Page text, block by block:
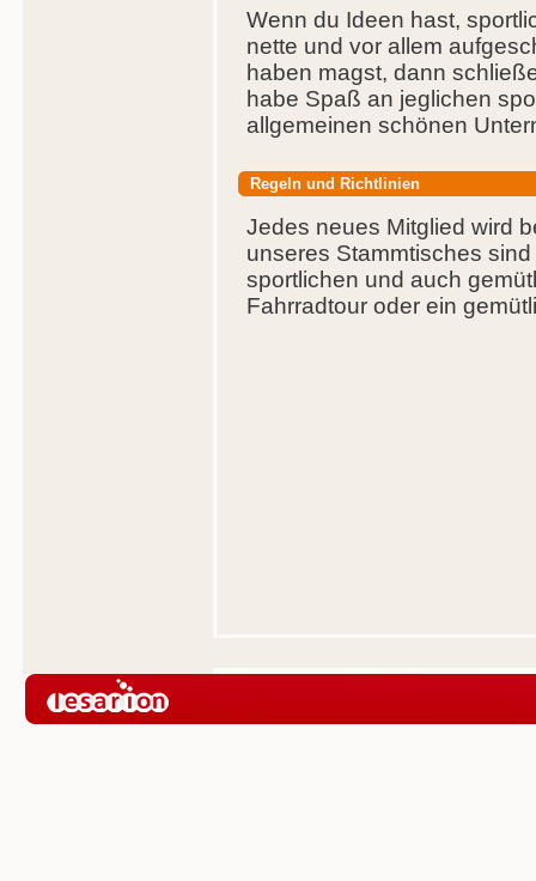
Wenn du Ideen hast,
nette und vor allem
haben magst, dann
habe Spaß an jeglichen
allgemeinen schönen
Regeln und Richtlinien
Jedes neues Mitglied wird
unseres Stammtisches
sportlichen und auch
Fahrradtour oder ein